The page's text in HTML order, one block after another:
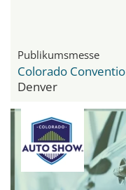
Publikumsmesse
Colorado
Denver